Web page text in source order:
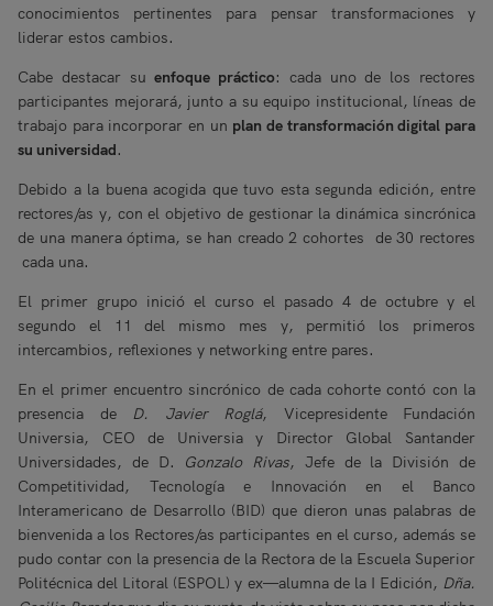
conocimientos pertinentes para pensar transformaciones y
liderar estos cambios.
Cabe destacar suenfoque práctico: cada uno de los rectores
participantes mejorará, junto a su equipo institucional, líneas de
trabajo para incorporar en un plan de transformación digital para
su universidad.
Debido a la buena acogida que tuvo esta segunda edición, entre
rectores/as y, con el objetivo de gestionar la dinámica sincrónica
de una manera óptima, se han creado 2 cohortes de 30 rectores
cada una.
El primer grupo inició el curso el pasado 4 de octubre y el
segundo el 11 del mismo mes y, permitió los primeros
intercambios, reflexiones y networking entre pares.
En el primer encuentro sincrónico de cada cohorte contó con la
presencia de D. Javier Roglá, Vicepresidente Fundación
Universia, CEO de Universia y Director Global Santander
Universidades, de D. Gonzalo Rivas, Jefe de la División de
Competitividad, Tecnología e Innovación en el Banco
Interamericano de Desarrollo (BID) que dieron unas palabras de
bienvenida a los Rectores/as participantes en el curso, además se
pudo contar con la presencia de la Rectora de la Escuela Superior
Politécnica del Litoral (ESPOL) y ex­—alumna de la I Edición, Dña.